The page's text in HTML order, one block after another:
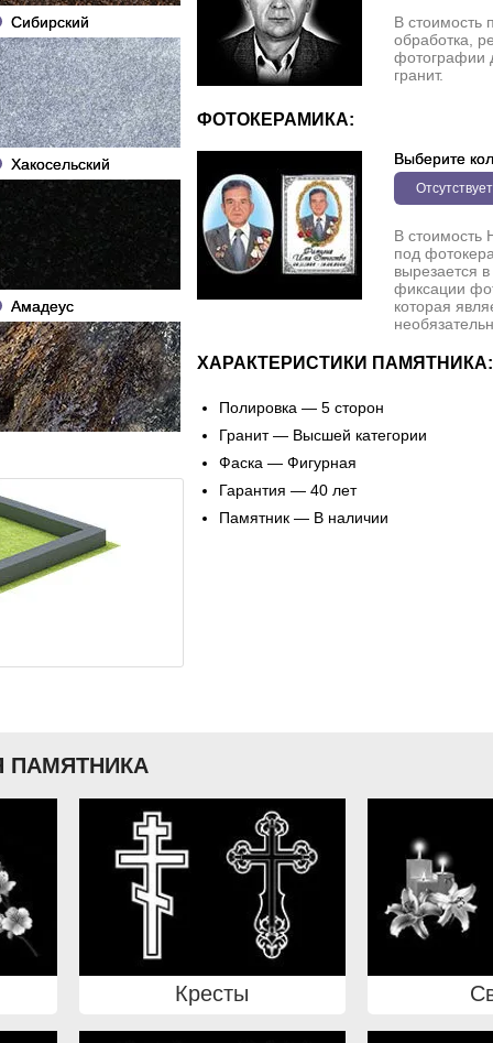
Сибирский
Хакосельский
Амадеус
В стоимость
обработка,
фотографии
гранит.
ФОТОКЕРАМИКА:
Выберите
Отсутствует
В стоимость
под
вырезается
фиксации
которая
ХАРАКТЕРИСТИКИ ПАМЯТНИКА:
Полировка — 5 сторон
Гранит — Высшей категории
Фаска — Фигурная
Гарантия — 40 лет
Памятник — В наличии
ПАМЯТНИКА
Кресты